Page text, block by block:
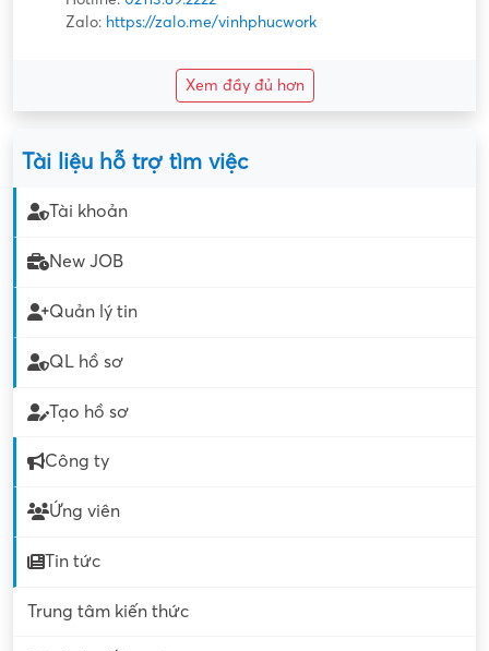
Zalo: https://zalo.me/vinhphucwork
Xem đầy đủ hơn
Tài liệu hỗ trợ tìm việc
Tài khoản
New JOB
Quản lý tin
QL hồ sơ
Tạo hồ sơ
Công ty
Ứng viên
Tin tức
Trung tâm kiến thức